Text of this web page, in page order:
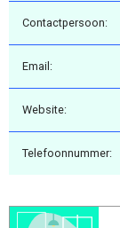
Contactpersoon:
Email:
Website:
Telefoonnummer: